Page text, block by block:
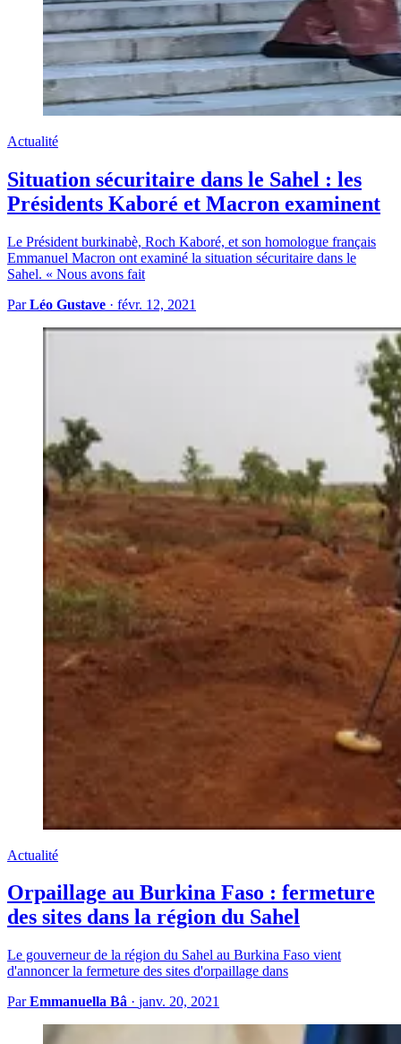
Actualité
Situation sécuritaire dans le Sahel : les
Présidents Kaboré et Macron examinent
Le Président burkinabè, Roch Kaboré, et son homologue français
Emmanuel Macron ont examiné la situation sécuritaire dans le
Sahel. « Nous avons fait
ParLéo Gustave · févr. 12, 2021
Actualité
Orpaillage au Burkina Faso : fermeture
des sites dans la région du Sahel
Le gouverneur de la région du Sahel au Burkina Faso vient
d'annoncer la fermeture des sites d'orpaillage dans
ParEmmanuella Bâ · janv. 20, 2021